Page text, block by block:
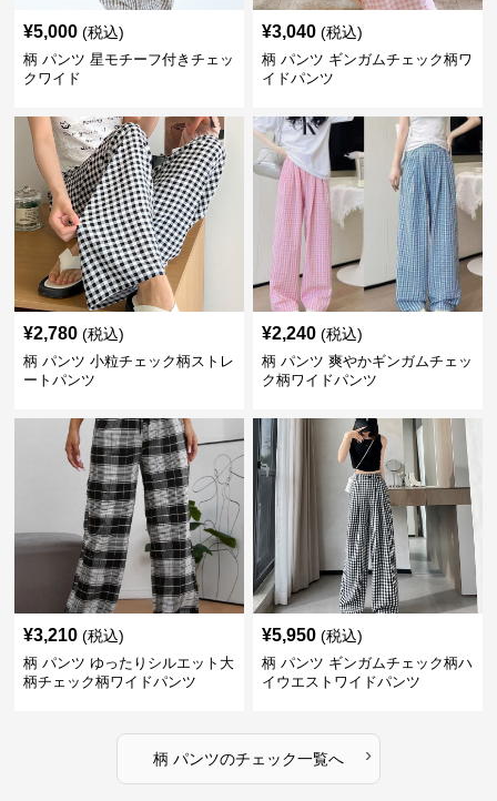
¥5,000 (税込)
柄 パンツ 星モチーフ付きチェッ
クワイド
¥3,040 (税込)
柄 パンツ ギンガムチェック柄ワ
イドパンツ
¥2,780 (税込)
柄 パンツ 小粒チェック柄ストレ
ートパンツ
¥2,240 (税込)
柄 パンツ 爽やかギンガムチェッ
ク柄ワイドパンツ
¥3,210 (税込)
柄 パンツ ゆったりシルエット大
柄チェック柄ワイドパンツ
¥5,950 (税込)
柄 パンツ ギンガムチェック柄ハ
イウエストワイドパンツ
柄 パンツのチェック一覧へ ›